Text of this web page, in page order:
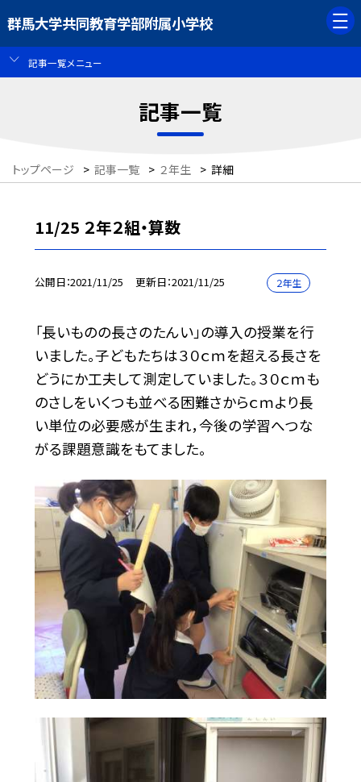
群馬大学共同教育学部附属小学校
記事一覧メニュー
記事一覧
トップページ > 記事一覧 > ２年生 > 詳細
11/25 ２年２組・算数
公開日 2021/11/25 更新日 2021/11/25 ２年生
「長いものの長さのたんい」の導入の授業を行
いました。子どもたちは３０ｃｍを超える長さを
どうにか工夫して測定していました。３０ｃｍも
のさしをいくつも並べる困難さからｃｍより長
い単位の必要感が生まれ，今後の学習へつな
がる課題意識をもてました。